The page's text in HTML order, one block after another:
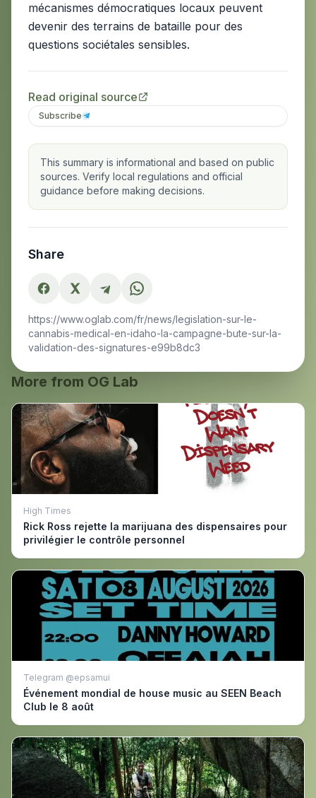
mécanismes démocratiques locaux peuvent
devenir des terrains de bataille pour des
questions sociétales sensibles.
Read original source
Subscribe
This summary is informational and based on public
sources. Verify local regulations and official
guidance before making decisions.
Share
https://www.oglab.com/fr/news/legislation-sur-le-
cannabis-medical-en-idaho-la-campagne-bute-sur-la-
validation-des-signatures-e99b8dc3
More from OG Lab
High Times
Rick Ross rejette la marijuana des dispensaires pour
privilégier le contrôle personnel
Telegram @epsamui
Événement mondial de house music au SEEN Beach
Club le 8 août